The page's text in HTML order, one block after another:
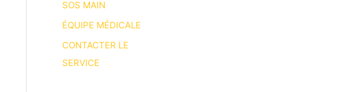
SOS MAIN
ÉQUIPE MÉDICALE
CONTACTER LE
SERVICE